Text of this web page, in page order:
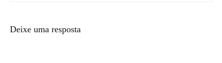
Deixe uma resposta